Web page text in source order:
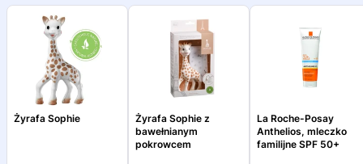
Żyrafa Sophie
Żyrafa Sophie z
bawełnianym
pokrowcem
La Roche-Posay
Anthelios, mleczko
familijne SPF 50+